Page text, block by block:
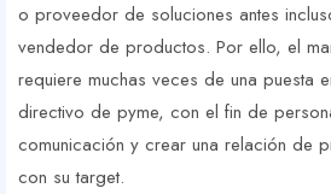
o proveedor de soluciones antes
vendedor de productos. Por ello, el
requiere muchas veces de una puesta
directivo de pyme, con el fin de
comunicación y crear una relación de
con su target.